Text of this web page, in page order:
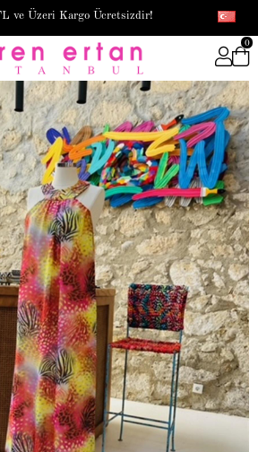
ve Üzeri Kargo Ücretsizdir!
0